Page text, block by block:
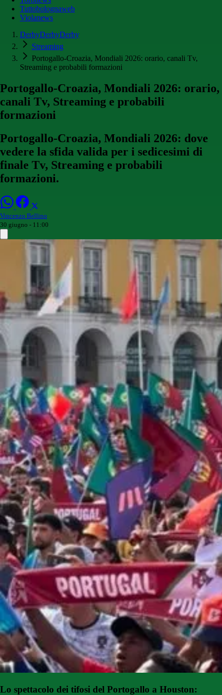
Tuttobolognaweb
Violanews
DerbyDerbyDerby
Streaming
Portogallo-Croazia, Mondiali 2026: orario, canali Tv,
Streaming e probabili formazioni
Portogallo-Croazia, Mondiali 2026: orario,
canali Tv, Streaming e probabili
formazioni
Portogallo-Croazia, Mondiali 2026: dove
vedere la sfida valida per i sedicesimi di
finale Tv, Streaming e probabili
formazioni.
Vincenzo Bellino
30 giugno - 11:00
Lo spettacolo dei tifosi del Portogallo a Houston: